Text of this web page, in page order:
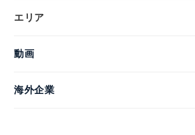
エリア
動画
海外企業